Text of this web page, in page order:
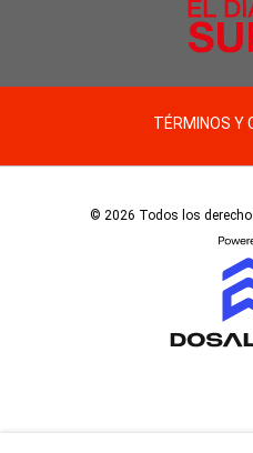
TÉRMINOS Y
© 2026 Todos los